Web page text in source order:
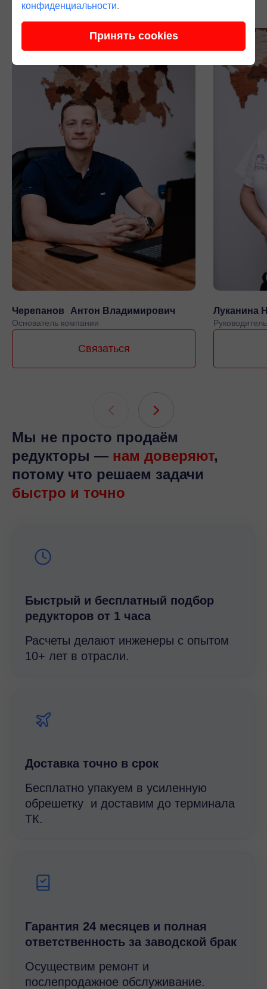
Черепанов Антон Владимирович
Основатель компании
Связаться
Луканина
Мы не просто продаём
редукторы — нам доверяют,
потому что решаем задачи
быстро и точно
Быстрый и беcплатный подбор
редукторов от 1 часа
Расчеты делают инженеры с опытом
10+ лет в отрасли.
Доставка точно в срок
Бесплатно упакуем в усиленную
обрешетку и доставим до терминала
ТК.
Гарантия 24 месяцев и полная
ответственность за заводской брак
Осуществим ремонт и
послепродажное обслуживание.
конфиденциальности.
Принять cookies